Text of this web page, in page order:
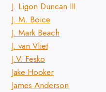
J. Ligon Duncan III
J. M. Boice
J. Mark Beach
J. van Vliet
J.V. Fesko
Jake Hooker
James Anderson